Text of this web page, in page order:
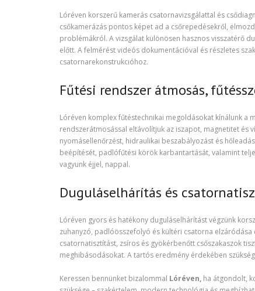
Lóréven korszerű kamerás csatornavizsgálattal és
csőkamerázás pontos képet ad a csőrepedésekről,
problémákról. A vizsgálat különösen hasznos visszatérő
előtt. A felmérést videós dokumentációval és részletes
csatornarekonstrukcióhoz.
Fűtési rendszer átmosás,
Lóréven komplex fűtéstechnikai megoldásokat kínálunk a
rendszerátmosással eltávolítjuk az iszapot, magnetitet és
nyomásellenőrzést, hidraulikai beszabályozást és
beépítését, padlófűtési körök karbantartását, valamint
vagyunk éjjel, nappal.
Duguláselhárítás és
Lóréven gyors és hatékony duguláselhárítást végzünk
zuhanyzó, padlóösszefolyó és kültéri csatorna
csatornatisztítást, zsíros és gyökérbenőtt csőszakaszok
meghibásodásokat. A tartós eredmény érdekében
Keressen bennünket bizalommal Lóréven, ha átgondolt,